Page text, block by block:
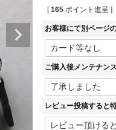
[ 165 ポイント進呈 ]
お客様にて別ページ
ご購入後メンテナン
レビュー投稿すると